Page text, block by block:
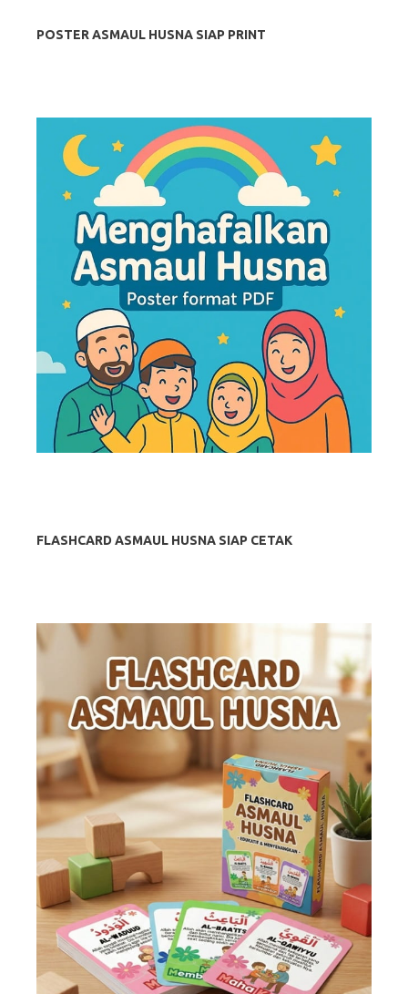
POSTER ASMAUL HUSNA SIAP PRINT
FLASHCARD ASMAUL HUSNA SIAP CETAK